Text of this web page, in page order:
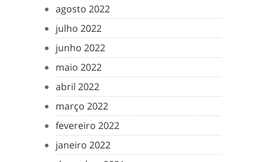
agosto 2022
julho 2022
junho 2022
maio 2022
abril 2022
março 2022
fevereiro 2022
janeiro 2022